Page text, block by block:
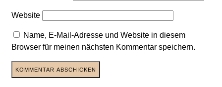
Website
Name, E-Mail-Adresse und Website in diesem
Browser für meinen nächsten Kommentar speichern.